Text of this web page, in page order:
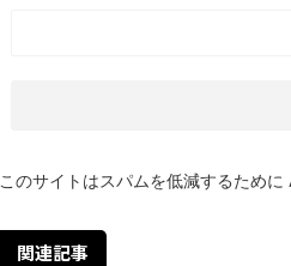
このサイトはスパムを低減するために
関連記事